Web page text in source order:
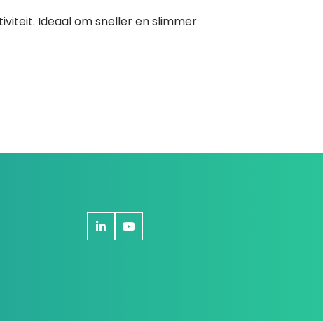
Ideaal om sneller en slimmer